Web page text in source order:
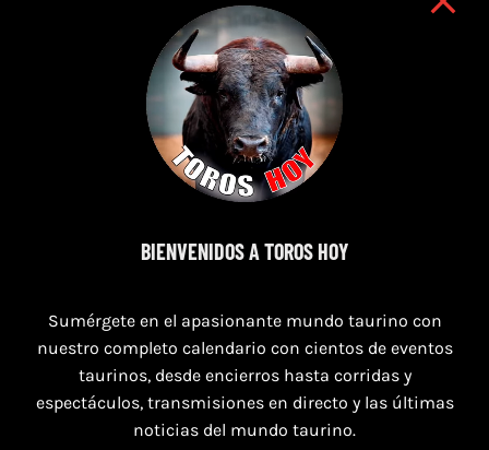
7 de agosto de 2026
BIENVENIDOS A TOROS HOY
Sumérgete en el apasionante mundo taurino con
nuestro completo calendario con cientos de eventos
taurinos, desde encierros hasta corridas y
espectáculos, transmisiones en directo y las últimas
noticias del mundo taurino.